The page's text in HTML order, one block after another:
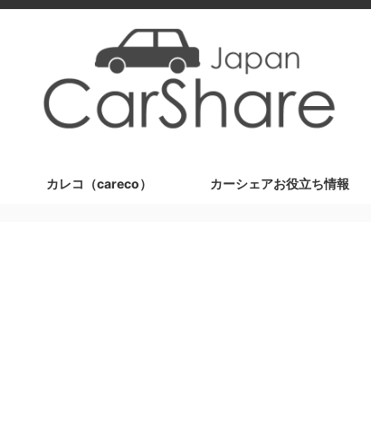
カレコ（careco） カーシェアお役立ち情報